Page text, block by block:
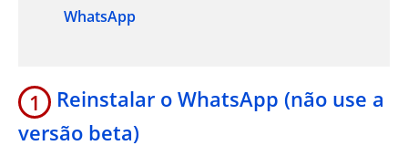
WhatsApp
1
Reinstalar o WhatsApp (não use a
versão beta)